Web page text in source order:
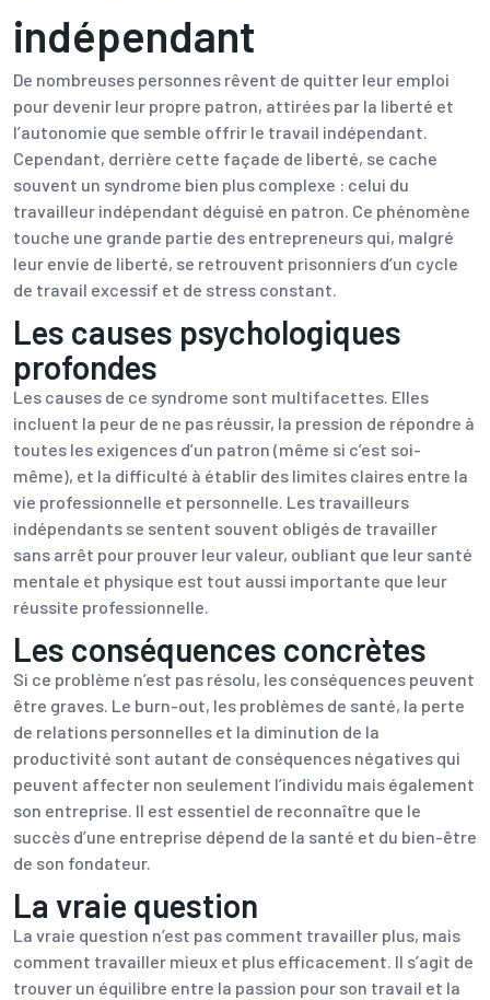
indépendant
De nombreuses personnes rêvent de quitter leur emploi
pour devenir leur propre patron, attirées par la liberté et
l’autonomie que semble offrir le travail indépendant.
Cependant, derrière cette façade de liberté, se cache
souvent un syndrome bien plus complexe : celui du
travailleur indépendant déguisé en patron. Ce phénomène
touche une grande partie des entrepreneurs qui, malgré
leur envie de liberté, se retrouvent prisonniers d’un cycle
de travail excessif et de stress constant.
Les causes psychologiques
profondes
Les causes de ce syndrome sont multifacettes. Elles
incluent la peur de ne pas réussir, la pression de répondre à
toutes les exigences d’un patron (même si c’est soi-
même), et la difficulté à établir des limites claires entre la
vie professionnelle et personnelle. Les travailleurs
indépendants se sentent souvent obligés de travailler
sans arrêt pour prouver leur valeur, oubliant que leur santé
mentale et physique est tout aussi importante que leur
réussite professionnelle.
Les conséquences concrètes
Si ce problème n’est pas résolu, les conséquences peuvent
être graves. Le burn-out, les problèmes de santé, la perte
de relations personnelles et la diminution de la
productivité sont autant de conséquences négatives qui
peuvent affecter non seulement l’individu mais également
son entreprise. Il est essentiel de reconnaître que le
succès d’une entreprise dépend de la santé et du bien-être
de son fondateur.
La vraie question
La vraie question n’est pas comment travailler plus, mais
comment travailler mieux et plus efficacement. Il s’agit de
trouver un équilibre entre la passion pour son travail et la